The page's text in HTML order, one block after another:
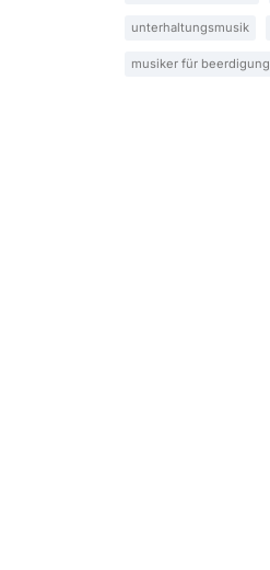
unterhaltungsmusik
musiker für beerdigung